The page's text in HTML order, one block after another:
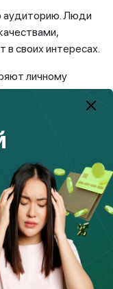
аудиторию. Люди
своих интересах.
личному
Если
небольшой
серьезным
пенсию.
ощущение
встречи,
участников с
дружеского